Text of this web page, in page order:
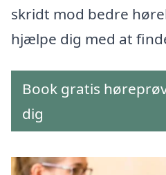
skridt mod bedre
hjælpe dig med at
Book gratis
dig